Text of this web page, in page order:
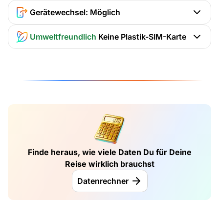
Gerätewechsel: Möglich
Umweltfreundlich Keine Plastik-SIM-Karte
Finde heraus, wie viele Daten Du für Deine
Reise wirklich brauchst
Datenrechner